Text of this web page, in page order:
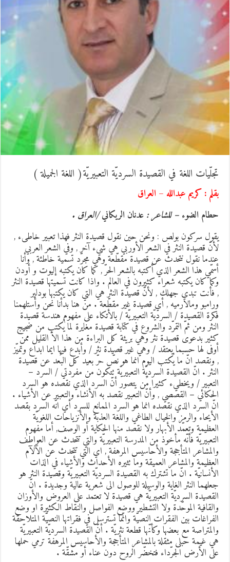
اللغة في القصيدة السرديّة التعبيريّة( اللغة الجميلة )
: كريم عبدالله – العراق
الضوء– للشاعر :عدنان الريكاني/العراق .
سركون بولص : ونحن حين نقول قصيدة النثر فهذا تعبير خاطىء ,
قصيدة النثر في الشعر الأوربي هي شيء آخر , وفي الشعر العربي
نقول نتحدث عن قصيدة مقطّعة وهي مجرّد تسمية خاطئة , وأنا
هذا الشعر الذي أكتبه بالشعر الحرّ , كما كان يكتبه إليوت و أودن
كان يكتبه شعراء كثيرون في العالم . واذا كانت تسميتها قصيدة النثر
تبدي جهلك , لأنّ قصيدة النثر هي التي كان يكتبها بودلير
ومالارميه , أي قصيدة غير مقطّعة . من هنا بدأنا نحن وأستلهمنا
القصيدة / السرديّة التعبيريّة / بالأتكاء على مفهوم هندسة قصيدة
ومن ثمّ التمرّد والشروع في كتابة قصيدة مغايرة لما يُكتب من ضجيج
بدعوى قصيدة نثر وهي بريئة كل البراءة من هذا الاّ القليل ممن
لها حسبما يعتقد / وهي غير قصيدة نثر / وأبدع فيها ايما ابداع وتميّز
ونقصد انّ ما يُكتب اليوم انما هو نصّ حرّ بعيد كل البُعد عن قصيدة
. انّ القصيدة السرديّة التعبيريّة تتكون من مفردتي / السرد –
/ ويخطيء كثيرا مَن يتصور أنّ السرد الذي نقصده هو السرد
– القصصي , وأنّ التعبير نقصد به الأنشاء والتعبير عن الأشياء .
السرد الذي نقصده انما هو السرد الممانع للسرد أي انّه السرد بقصد
والرمز والخيال الطاغي واللغة العذبة والأنزياحات اللغويّة
وتعمّد الأبهار ولا نقصد منها الحكاية أو الوصف, أما مفهوم
فأنّه مأخوذ من المدرسة التعبيريّة والتي تتحدث عن العواطف
المتأججة والأحاسيس المرهفة , اي التي تتحدث عن الآلآم
والمشاعر العميقة وما تثيره الأحداث والأشياء في الذات
. انّ ما تشترك به القصيدة السرديّة التعبيريّة وقصيدة النثر هو
النثر الغاية والوسيلة للوصول الى شعرية عالية وجديدة . انّ
السرديّة التعبيريّة هي قصيدة لا تعتمد على العروض والأوزان
الموحّدة ولا التشطير ووضع الفواصل والنقاط الكثيرة او وضع
بين الفقرات النصيّة وانّما تسترسل في فقراتها النصيّة المتلاحقة
مع بعضها وكأنّها قطعة نثريّة . أنّ القصيدة السرديّة التعبيريّة
غيمة حبلى مثقلة بالمشاعر المتأججة والأحاسيس المرهفة ترمي حملها
الأرض الجرّداء فتخضّر الروح دون عناء أو مشقّة .